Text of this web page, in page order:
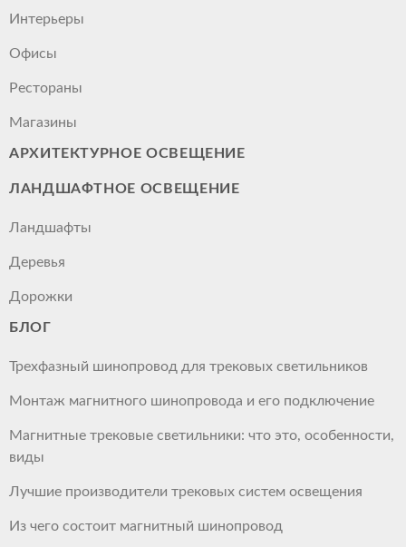
Интерьеры
Офисы
Рестораны
Магазины
АРХИТЕКТУРНОЕ ОСВЕЩЕНИЕ
ЛАНДШАФТНОЕ ОСВЕЩЕНИЕ
Ландшафты
Деревья
Дорожки
БЛОГ
Трехфазный шинопровод для трековых светильников
Монтаж магнитного шинопровода и его подключение
Магнитные трековые светильники: что это, особенности,
виды
Лучшие производители трековых систем освещения
Из чего состоит магнитный шинопровод